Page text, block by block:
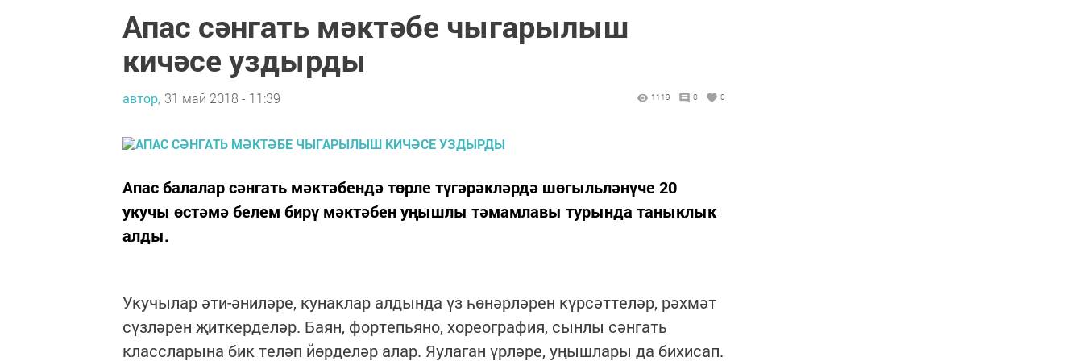
Апас сәнгать мәктәбе чыгарылыш
кичәсе уздырды
автор, 31 май 2018 - 11:39 1119 0 0
Апас балалар сәнгать мәктәбендә төрле түгәрәкләрдә шөгыльләнүче 20
укучы өстәмә белем бирү мәктәбен уңышлы тәмамлавы турында таныклык
алды.
Укучылар әти-әниләре, кунаклар алдында үз һөнәрләрен күрсәттеләр, рәхмәт
сүзләрен җиткерделәр. Баян, фортепьяно, хореография, сынлы сәнгать
классларына бик теләп йөрделәр алар. Яулаган үрләре, уңышлары да бихисап.